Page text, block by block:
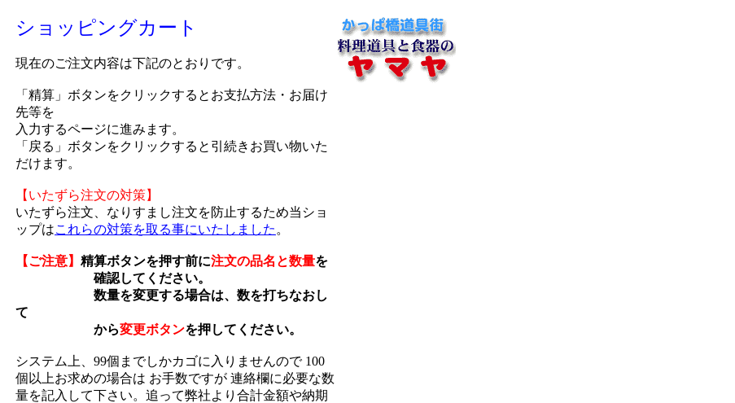
ショッピングカート
現在のご注文内容は下記のとおりです。
「精算」ボタンをクリックするとお支払方法・お届け
先等を
入力するページに進みます。
「戻る」ボタンをクリックすると引続きお買い物いた
だけます。
【いたずら注文の対策】
いたずら注文、なりすまし注文を防止するため当ショ
ップはこれらの対策を取る事にいたしました 。
【ご注意】 精算ボタンを押す前に注文の品名と数量を
確認してください。
数量を変更する場合は、数を打ちなおし
て
から変更ボタンを押してください。
システム上、99個までしかカゴに入りませんので 100
個以上お求めの場合は お手数ですが 連絡欄に必要な数
量を記入して下さい。追って弊社より合計金額や納期